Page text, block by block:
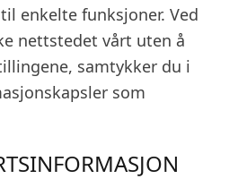
enkelte funksjoner. Ved
nettstedet vårt uten å
samtykker du i
som